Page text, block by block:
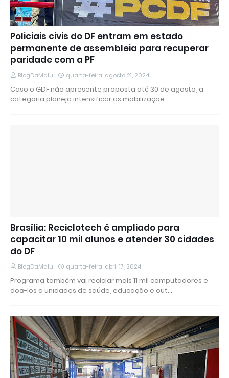
Policiais civis do DF entram em estado
permanente de assembleia para recuperar
paridade com a PF
BlogDaMalu quarta-feira, agosto 21, 2024
Caso o GDF não apresente proposta até 30 de agosto, a
categoria planeja intensificar as mobilizaçõe…
Brasília: Reciclotech é ampliado para
capacitar 10 mil alunos e atender 30 cidades
do DF
BlogDaMalu quarta-feira, abril 17, 2024
Programa também vai reciclar mais 11 mil computadores e
doá-los a unidades de saúde, educação e out…